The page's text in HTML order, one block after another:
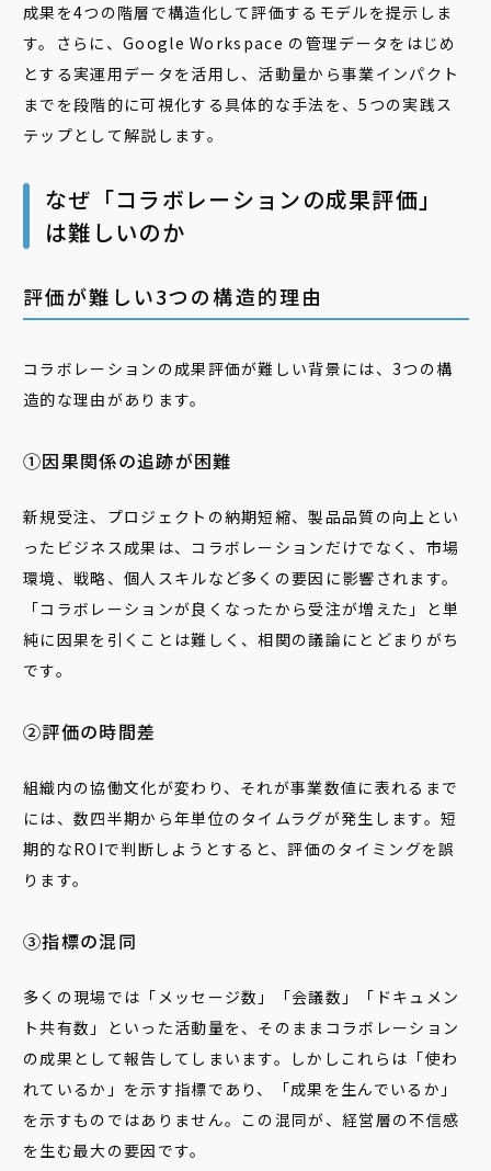
成果を4つの階層で構造化して評価するモデルを提示しま
す。さらに、Google Workspace の管理データをはじめ
とする実運用データを活用し、活動量から事業インパクト
までを段階的に可視化する具体的な手法を、5つの実践ス
テップとして解説します。
なぜ「コラボレーションの成果評価」
は難しいのか
評価が難しい3つの構造的理由
コラボレーションの成果評価が難しい背景には、3つの構
造的な理由があります。
➀因果関係の追跡が困難
新規受注、プロジェクトの納期短縮、製品品質の向上とい
ったビジネス成果は、コラボレーションだけでなく、市場
環境、戦略、個人スキルなど多くの要因に影響されます。
「コラボレーションが良くなったから受注が増えた」と単
純に因果を引くことは難しく、相関の議論にとどまりがち
です。
②評価の時間差
組織内の協働文化が変わり、それが事業数値に表れるまで
には、数四半期から年単位のタイムラグが発生します。短
期的なROIで判断しようとすると、評価のタイミングを誤
ります。
③指標の混同
多くの現場では「メッセージ数」「会議数」「ドキュメン
ト共有数」といった活動量を、そのままコラボレーション
の成果として報告してしまいます。しかしこれらは「使わ
れているか」を示す指標であり、「成果を生んでいるか」
を示すものではありません。この混同が、経営層の不信感
を生む最大の要因です。